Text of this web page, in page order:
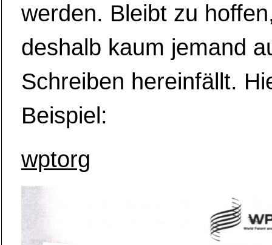
werden. Bleibt zu
deshalb kaum jemand
Schreiben hereinfällt.
Beispiel:
wptorg